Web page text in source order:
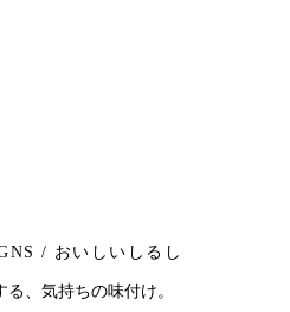
/ おいしいしるし
、気持ちの味付け。